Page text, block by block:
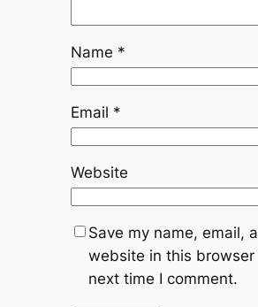
Name *
Email *
Website
Save my name, email,
website in this browser
next time I comment.